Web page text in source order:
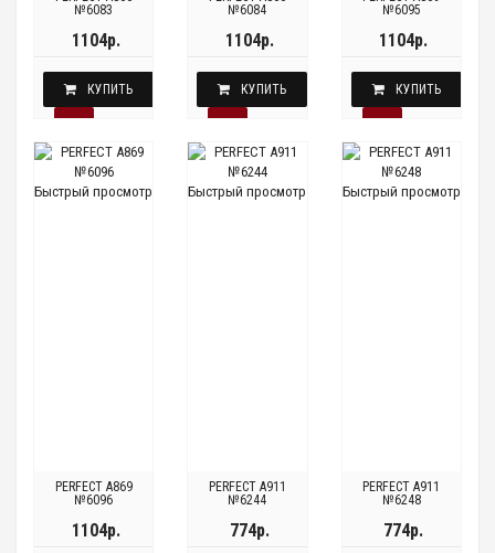
№6083
1104р.
КУПИТЬ
№6084
1104р.
КУПИТЬ
№6095
1104р.
КУПИТЬ
Быстрый просмотр
PERFECT A869
№6096
1104р.
Быстрый просмотр
PERFECT A911
№6244
774р.
Быстрый просмотр
PERFECT A911
№6248
774р.